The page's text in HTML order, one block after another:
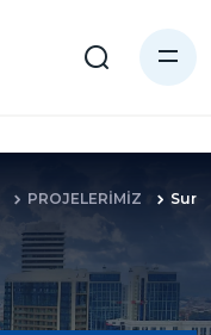
PROJELERİMİZ Sur